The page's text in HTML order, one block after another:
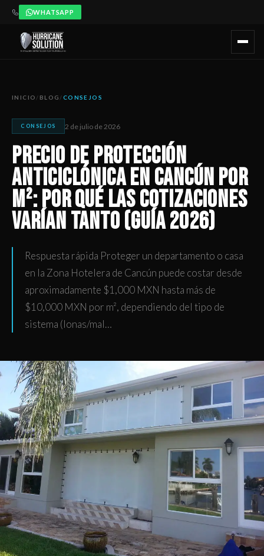
WHATSAPP
INICIO / BLOG /CONSEJOS
CONSEJOS 2 de julio de 2026
Precio de Protección
Anticiclónica en Cancún por
m²: Por Qué las Cotizaciones
Varían Tanto (Guía 2026)
Respuesta rápida Proteger un departamento o casa
en la Zona Hotelera de Cancún puede costar desde
aproximadamente $1,000 MXN hasta más de
$10,000 MXN por m², dependiendo del tipo de
sistema (lonas/mal…